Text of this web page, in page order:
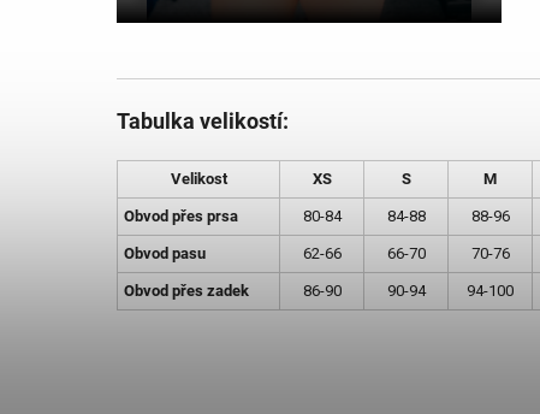
Tabulka velikostí:
Velikost XS S M
Obvod přes prsa 80-84 84-88 88-96
Obvod pasu 62-66 66-70 70-76
Obvod přes zadek 86-90 90-94 94-100